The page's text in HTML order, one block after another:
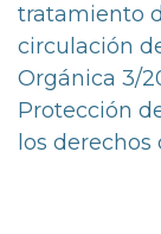
tratamiento
circulación
Orgánica 3/
Protección
los derechos